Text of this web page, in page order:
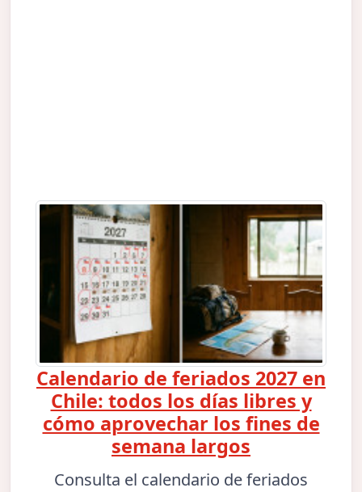
Calendario de feriados 2027 en
Chile: todos los días libres y
cómo aprovechar los fines de
semana largos
Consulta el calendario de feriados